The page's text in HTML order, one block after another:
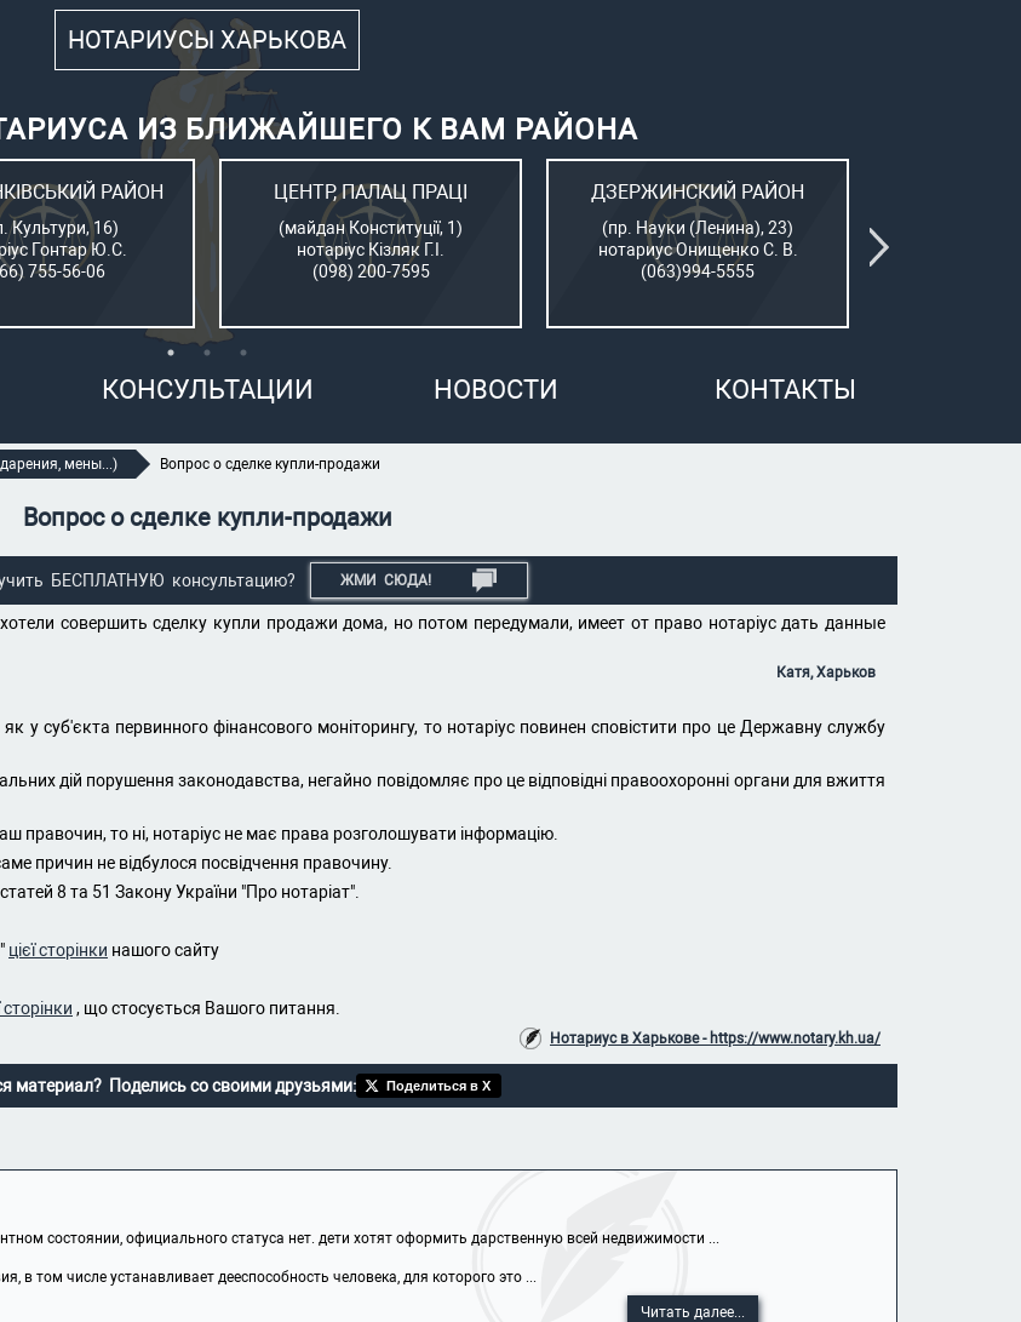
НОТАРИУСЫ ХАРЬКОВА
ИЗ БЛИЖАЙШЕГО К ВАМ РАЙОНА
РАЙОН
Культури, 16)
Гонтар Ю.С.
755-56-06
ЦЕНТР, ПАЛАЦ ПРАЦІ
(майдан Конституції, 1)
нотаріус Кізляк Г.І.
(098) 200-7595
ДЗЕРЖИНСКИЙ РАЙОН
(пр. Науки (Ленина), 23)
нотариус Онищенко С. В.
(063)994-5555
КОНСУЛЬТАЦИИ НОВОСТИ КОНТАКТЫ
мены...) Вопрос о сделке купли-продажи
Вопрос о сделке купли-продажи
БЕСПЛАТНУЮ консультацию? ЖМИ СЮДА!
совершить сделку купли продажи дома, но потом передумали, имеет от право нотаріус дать данные
Катя, Харьков
у суб'єкта первинного фінансового моніторингу, то нотаріус повинен сповістити про це Державну службу
дій порушення законодавства, негайно повідомляє про це відповідні правоохоронні органи для вжиття
правочин, то ні, нотаріус не має права розголошувати інформацію.
причин не відбулося посвідчення правочину.
8 та 51 Закону України "Про нотаріат".
цієї сторінки нашого сайту
сторінки , що стосується Вашого питання.
Нотариус в Харькове - https://www.notary.kh.ua/
материал? Поделись со своими друзьями: Поделиться в X
состоянии, официального статуса нет. дети хотят оформить дарственную всей недвижимости ...
в том числе устанавливает дееспособность человека, для которого это ...
Читать далее...